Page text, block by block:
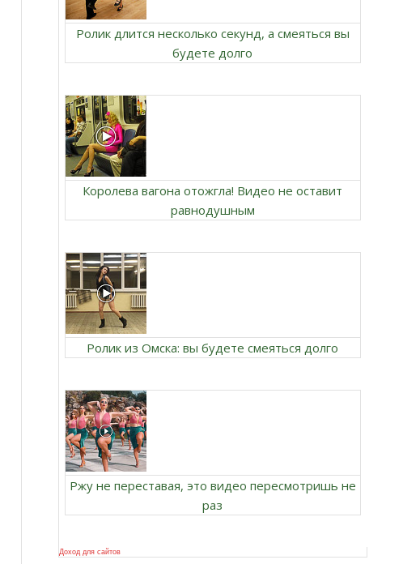
Ролик длится несколько секунд, а смеяться вы
будете долго
Королева вагона отожгла! Видео не оставит
равнодушным
Ролик из Омска: вы будете смеяться долго
Ржу не переставая, это видео пересмотришь не
раз
Доход для сайтов